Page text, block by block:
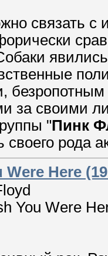
связать с
за своими
"Пинк
рода
Here
You Were